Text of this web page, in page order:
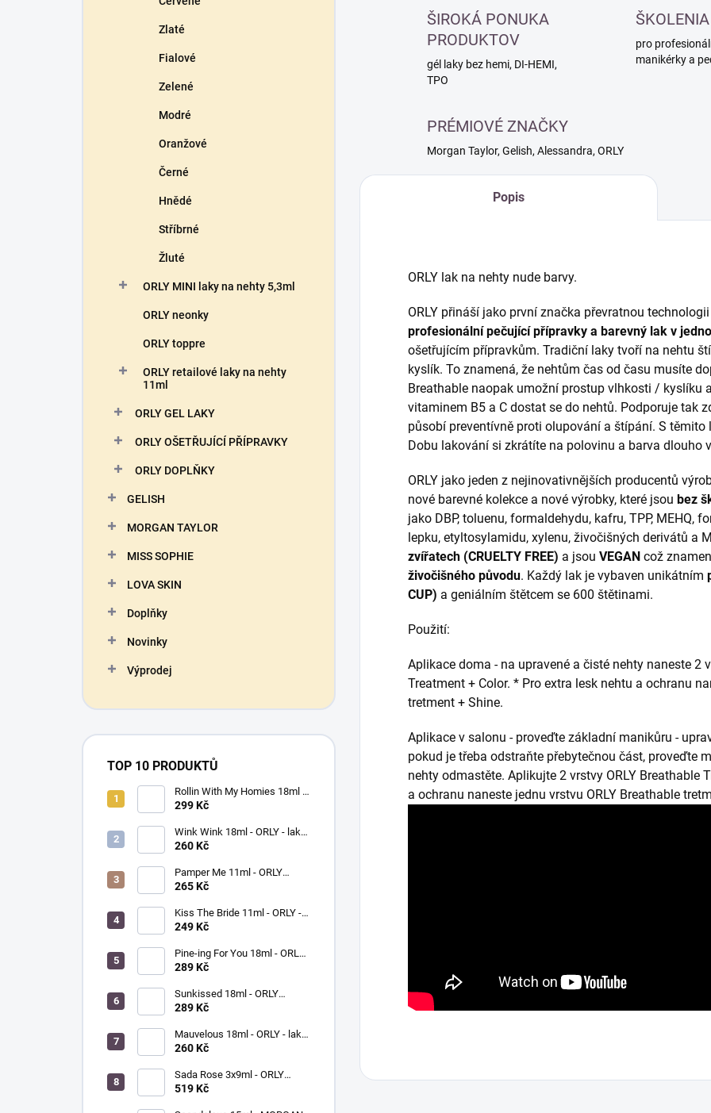
Zlaté
Fialové
Zelené
Modré
Oranžové
Černé
Hnědé
Stříbrné
Žluté
ORLY MINI laky na nehty 5,3ml
ORLY neonky
ORLY toppre
ORLY retailové laky na nehty
11ml
ORLY GEL LAKY
ORLY OŠETŘUJÍCÍ PŘÍPRAVKY
ORLY DOPLŇKY
GELISH
MORGAN TAYLOR
MISS SOPHIE
LOVA SKIN
Doplňky
Novinky
Výprodej
TOP 10 PRODUKTŮ
Rollin With My Homies 18ml -
ORLY - lak na nehty
299 Kč
Wink Wink 18ml - ORLY - lak
na nehty
260 Kč
Pamper Me 11ml - ORLY
BREATHABLE - ošetřující lak
265 Kč
Kiss The Bride 11ml - ORLY -
lak na nehty
249 Kč
Pine-ing For You 18ml - ORLY
BREATHABLE - ošetřující
289 Kč
Sunkissed 18ml - ORLY
BREATHABLE - ošetřující
289 Kč
Mauvelous 18ml - ORLY - lak
na nehty
260 Kč
Sada Rose 3x9ml - ORLY
FRENCH MANICURE - sada
519 Kč
ŠIROKÁ PONUKA
PRODUKTOV
gél laky bez hemi, DI-HEMI,
TPO
ŠKOLENIA
pro
manikérky a
PRÉMIOVÉ ZNAČKY
Morgan Taylor, Gelish, Alessandra, ORLY
Popis
ORLY lak na nehty nude barvy.
ORLY přináší jako první značka převratnou
profesionální pečující přípravky a barevný lak v
ošetřujícím přípravkům. Tradiční laky tvoří na nehtu
kyslík. To znamená, že nehtům čas od času musíte
Breathable naopak umožní prostup vlhkosti / kyslíku
vitaminem B5 a C dostat se do nehtů. Podporuje tak
působí preventívně proti olupování a štípání. S
Dobu lakování si zkrátíte na polovinu a barva dlouho
ORLY jako jeden z nejinovativnějších producentů
nové barevné kolekce a nové výrobky, které jsou bez
jako DBP, toluenu, formaldehydu, kafru, TPP, MEHQ,
lepku, etyltosylamidu, xylenu, živočišných derivátů a
zvířatech (CRUELTY FREE) a jsou VEGAN což
živočišného původu. Každý lak je vybaven unikátním
CUP) a geniálním štětcem se 600 štětinami.
Použití:
Aplikace doma - na upravené a čisté nehty naneste 2
Treatment + Color. * Pro extra lesk nehtu a ochranu
tretment + Shine.
Aplikace v salonu - proveďte základní manikůru -
pokud je třeba odstraňte přebytečnou část, proveďte
nehty odmastěte. Aplikujte 2 vrstvy ORLY Breathable
a ochranu naneste jednu vrstvu ORLY Breathable